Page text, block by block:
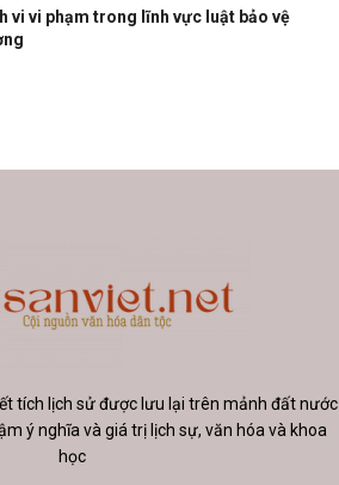
vi vi phạm trong lĩnh vực luật bảo vệ
tích lịch sử được lưu lại trên mảnh đất nước
ý nghĩa và giá trị lịch sự, văn hóa và khoa
học